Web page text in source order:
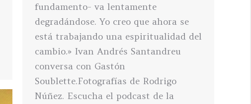
fundamento- va lentamente
degradándose. Yo creo que ahora se
está trabajando una espiritualidad del
cambio.» Ivan Andrés Santandreu
conversa con Gastón
Soublette.Fotografías de Rodrigo
Núñez. Escucha el podcast de la